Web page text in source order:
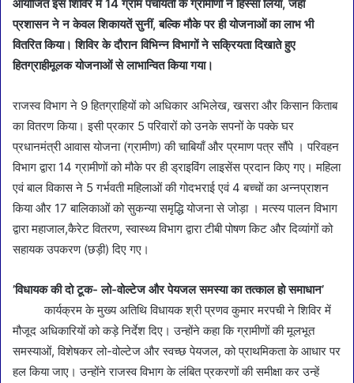
आयोजित इस शिविर में 14 ग्राम पंचायतों के ग्रामीणों ने हिस्सा लिया, जहाँ
प्रशासन ने न केवल शिकायतें सुनीं, बल्कि मौके पर ही योजनाओं का लाभ भी
वितरित किया। शिविर के दौरान विभिन्न विभागों ने सक्रियता दिखाते हुए
हितग्राहीमूलक योजनाओं से लाभान्वित किया गया।
राजस्व विभाग ने 9 हितग्राहियों को अधिकार अभिलेख, खसरा और किसान किताब
का वितरण किया। इसी प्रकार 5 परिवारों को उनके सपनों के पक्के घर
प्रधानमंत्री आवास योजना (ग्रामीण) की चाबियाँ और प्रमाण पत्र सौंपे । परिवहन
विभाग द्वारा 14 ग्रामीणों को मौके पर ही ड्राइविंग लाइसेंस प्रदान किए गए। महिला
एवं बाल विकास ने 5 गर्भवती महिलाओं की गोदभराई एवं 4 बच्चों का अन्नप्राशन
किया और 17 बालिकाओं को सुकन्या समृद्धि योजना से जोड़ा । मत्स्य पालन विभाग
द्वारा महाजाल,कैरेट वितरण, स्वास्थ्य विभाग द्वारा टीबी पोषण किट और दिव्यांगों को
सहायक उपकरण (छड़ी) दिए गए।
’विधायक की दो टूक- लो-वोल्टेज और पेयजल समस्या का तत्काल हो समाधान’
कार्यक्रम के मुख्य अतिथि विधायक श्री प्रणव कुमार मरपची ने शिविर में
मौजूद अधिकारियों को कड़े निर्देश दिए। उन्होंने कहा कि ग्रामीणों की मूलभूत
समस्याओं, विशेषकर लो-वोल्टेज और स्वच्छ पेयजल, को प्राथमिकता के आधार पर
हल किया जाए। उन्होंने राजस्व विभाग के लंबित प्रकरणों की समीक्षा कर उन्हें